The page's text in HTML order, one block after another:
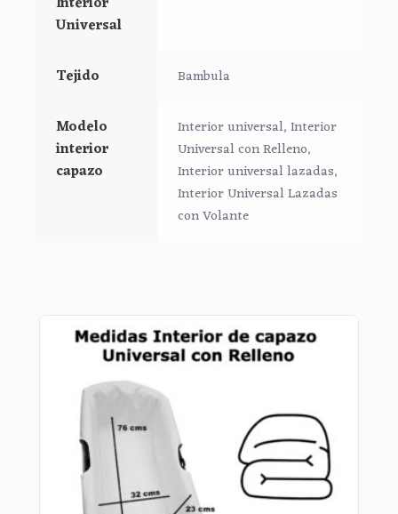
Medidas:
Largo: 73 cm
Ancho: 32 cm
Universal
Tejido Bambula
Modelo
interior
capazo
Interior universal, Interior
Universal con Relleno,
Interior universal lazadas,
Interior Universal Lazadas
con Volante